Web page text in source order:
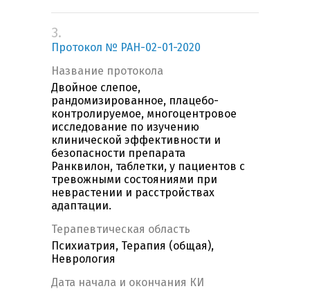
3.
Протокол № РАН-02-01-2020
Название протокола
Двойное слепое,
рандомизированное, плацебо-
контролируемое, многоцентровое
исследование по изучению
клинической эффективности и
безопасности препарата
Ранквилон, таблетки, у пациентов с
тревожными состояниями при
неврастении и расстройствах
адаптации.
Терапевтическая область
Психиатрия, Терапия (общая),
Неврология
Дата начала и окончания КИ